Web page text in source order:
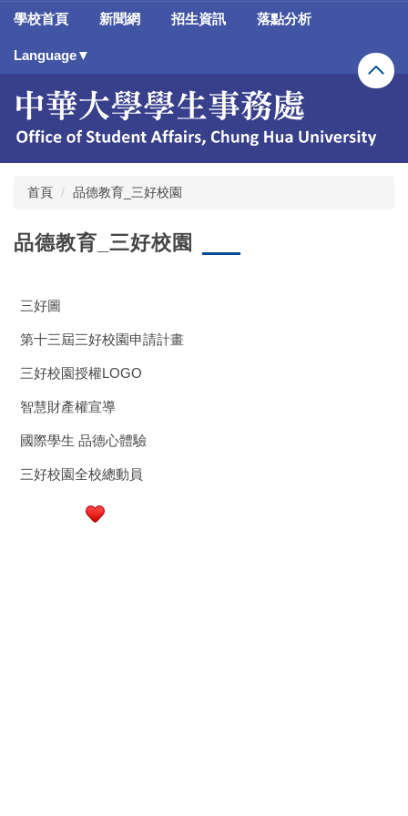
跳
主
容
區
學校首頁 新聞網 招生資訊 落點分析
Language▼
首頁 品德教育_三好校園
品德教育_三好校園
三好圖
第十三屆三好校園申請計畫
三好校園授權LOGO
智慧財產權宣導
國際學生 品德心體驗
三好校園全校總動員